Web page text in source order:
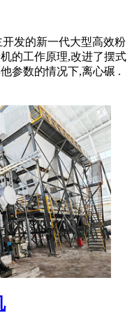
发的新一代大型高效粉
的工作原理,改进了摆式
参数的情况下,离心碾 .